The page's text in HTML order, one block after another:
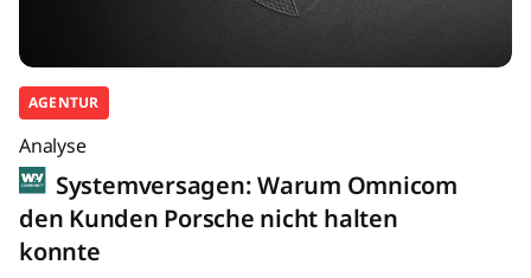
AGENTUR
Analyse
Systemversagen: Warum Omnicom
den Kunden Porsche nicht halten
konnte